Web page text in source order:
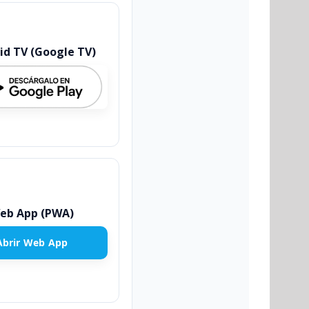
TV (Google TV)
App (PWA)
Web App